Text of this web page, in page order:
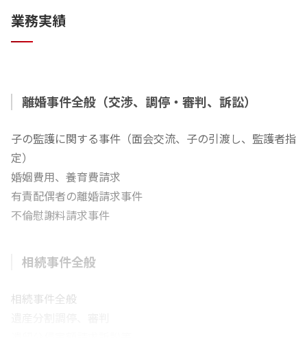
業務実績
離婚事件全般（交渉、調停・審判、訴訟）
子の監護に関する事件（面会交流、子の引渡し、監護者指
定）
婚姻費用、養育費請求
有責配偶者の離婚請求事件
不倫慰謝料請求事件
相続事件全般
相続事件全般